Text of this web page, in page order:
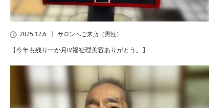
2025.12.6 サロンへご来店（男性）
【今年も残り一か月‼/福祉理美容ありがとう。】